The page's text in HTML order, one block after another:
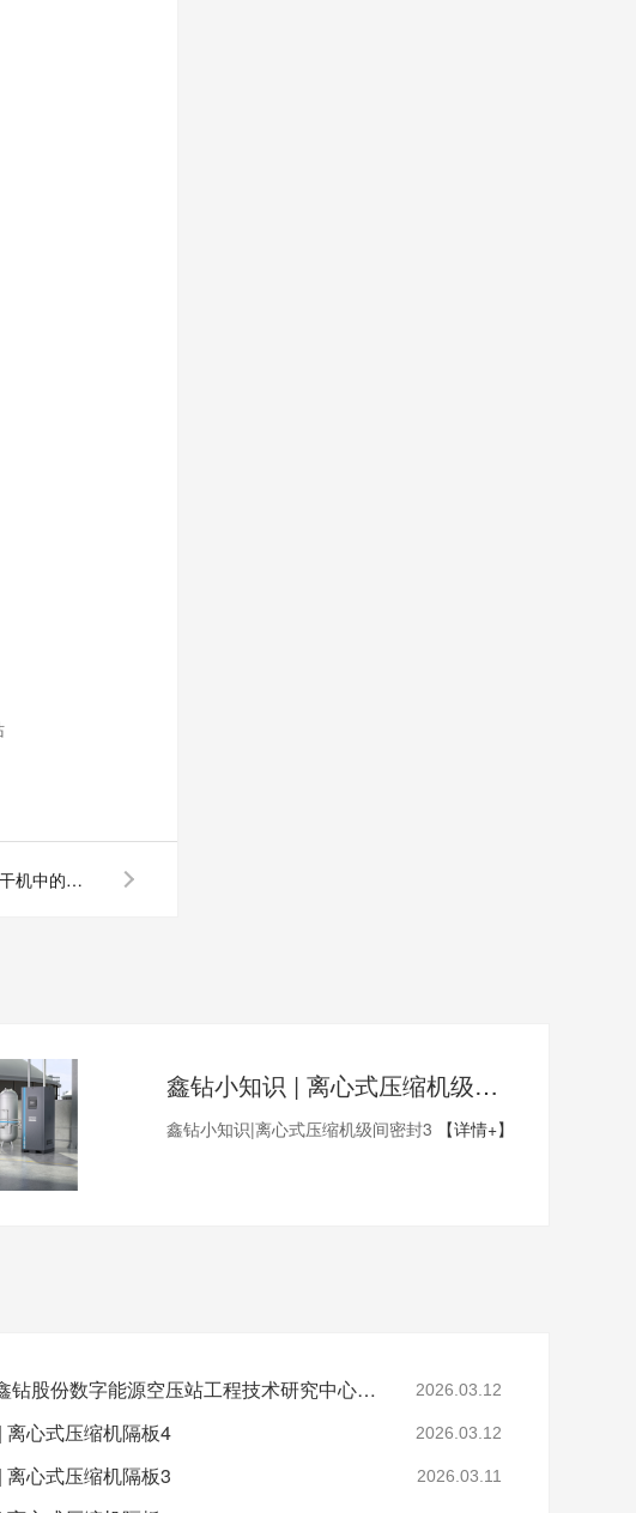
鑫钻小知识 | 简述预冷器在冷干机中的作用
鑫钻小知识 | 离心式压缩机级间密封3
鑫钻小知识|离心式压缩机级间密封3 【详情+】
省级认定！鑫钻股份数字能源空压站工程技术研究中心正式获批 2026.03.12
离心式压缩机隔板4 2026.03.12
离心式压缩机隔板3 2026.03.11